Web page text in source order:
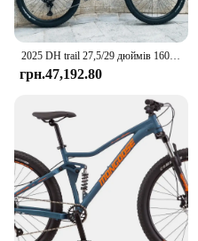
2025 DH trail 27,5/29 дюймів 160 великий хід 210*55 мм підвіска M6100-12S AM повна підвіска алюмінієвий сплав гірський велосипед дискове гальмо
грн.47,192.80